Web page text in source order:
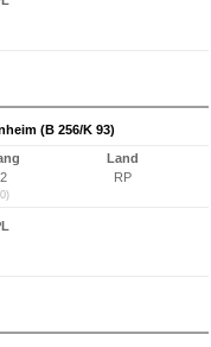
(B 256/K 93)
Land
RP